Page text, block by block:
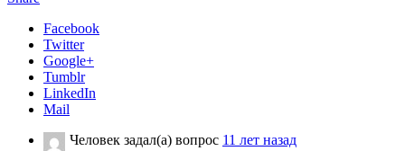
Facebook
Twitter
Google+
Tumblr
LinkedIn
Mail
Человек задал(а) вопрос 11 лет назад